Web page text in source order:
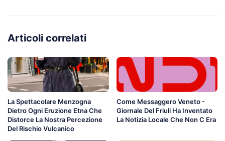
Articoli correlati
La Spettacolare Menzogna
Dietro Ogni Eruzione Etna Che
Distorce La Nostra Percezione
Del Rischio Vulcanico
Come Messaggero Veneto -
Giornale Del Friuli Ha Inventato
La Notizia Locale Che Non C Era